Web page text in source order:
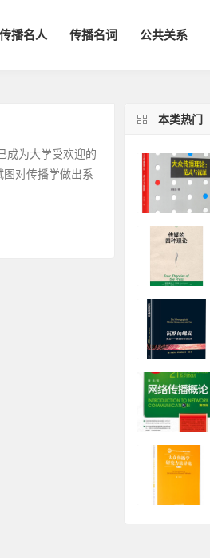
传播名人 传播名词 公共关系
成为大学受欢迎的
对传播学做出系
本类热门